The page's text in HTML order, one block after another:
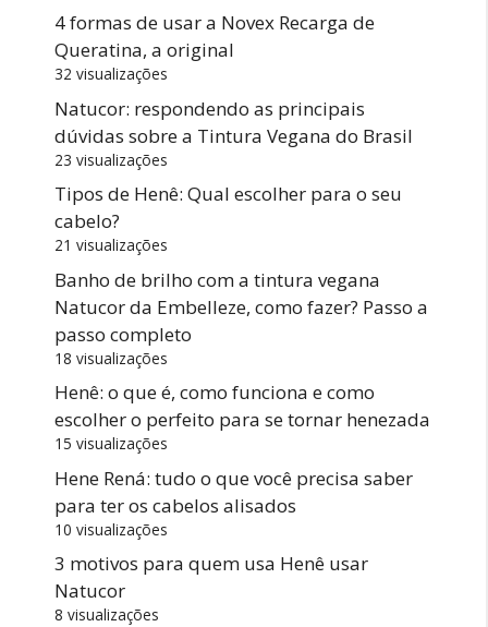
4 formas de usar a Novex Recarga de
Queratina, a original
32 visualizações
Natucor: respondendo as principais
dúvidas sobre a Tintura Vegana do Brasil
23 visualizações
Tipos de Henê: Qual escolher para o seu
cabelo?
21 visualizações
Banho de brilho com a tintura vegana
Natucor da Embelleze, como fazer? Passo a
passo completo
18 visualizações
Henê: o que é, como funciona e como
escolher o perfeito para se tornar henezada
15 visualizações
Hene Rená: tudo o que você precisa saber
para ter os cabelos alisados
10 visualizações
3 motivos para quem usa Henê usar
Natucor
8 visualizações